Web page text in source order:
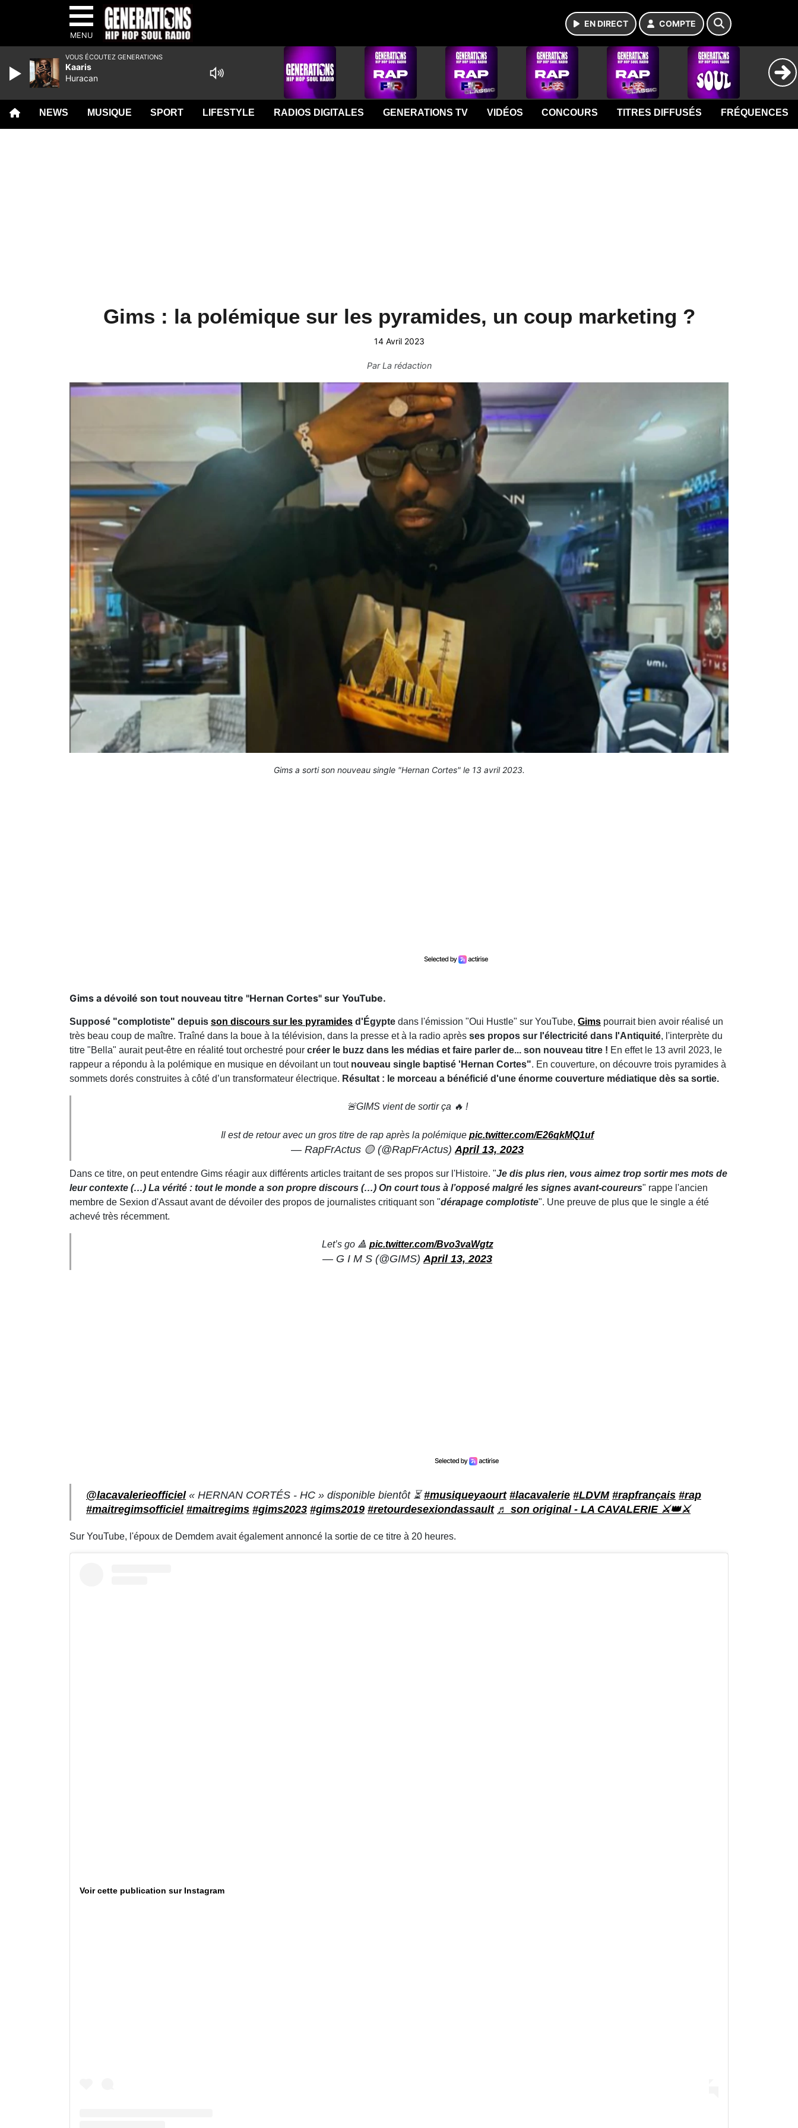
MENU
EN DIRECT COMPTE
NEWS MUSIQUE SPORT LIFESTYLE RADIOS DIGITALES GENERATIONS TV VIDÉOS CONCOURS TITRES DIFFUSÉS FRÉQUENCES
Gims : la polémique sur les pyramides, un coup marketing ?
14 Avril 2023
ParLa rédaction
Gims a sorti son nouveau single "Hernan Cortes" le 13 avril 2023.
Gims a dévoilé son tout nouveau titre "Hernan Cortes" sur YouTube.
Supposé "complotiste" depuis son discours sur les pyramides d'Égypte dans l'émission "Oui Hustle" sur YouTube, Gims pourrait bien avoir réalisé un
très beau coup de maître. Traîné dans la boue à la télévision, dans la presse et à la radio après ses propos sur l'électricité dans l'Antiquité, l'interprète du
titre "Bella" aurait peut-être en réalité tout orchestré pour créer le buzz dans les médias et faire parler de... son nouveau titre ! En effet le 13 avril 2023, le
rappeur a répondu à la polémique en musique en dévoilant un tout nouveau single baptisé 'Hernan Cortes". En couverture, on découvre trois pyramides à
sommets dorés construites à côté d’un transformateur électrique. Résultat : le morceau a bénéficié d'une énorme couverture médiatique dès sa sortie.
🚨GIMS vient de sortir ça 🔥 !
Il est de retour avec un gros titre de rap après la polémique pic.twitter.com/E26qkMQ1uf
— RapFrActus 🟡 (@RapFrActus)April 13, 2023
Dans ce titre, on peut entendre Gims réagir aux différents articles traitant de ses propos sur l'Histoire. "Je dis plus rien, vous aimez trop sortir mes mots de
leur contexte (…) La vérité : tout le monde a son propre discours (…) On court tous à l’opposé malgré les signes avant-coureurs" rappe l'ancien
membre de Sexion d'Assaut avant de dévoiler des propos de journalistes critiquant son "dérapage complotiste". Une preuve de plus que le single a été
achevé très récemment.
Let’s go 🔺 pic.twitter.com/Bvo3vaWgtz
— G I M S (@GIMS)April 13, 2023
@lacavalerieofficiel« HERNAN CORTÉS - HC » disponible bientôt ⏳ #musiqueyaourt #lacavalerie #LDVM #rapfrançais #rap
#maitregimsofficiel #maitregims #gims2023 #gims2019 #retourdesexiondassault ♬ son original - LA CAVALERIE ⚔️👑⚔️
Sur YouTube, l'époux de Demdem avait également annoncé la sortie de ce titre à 20 heures.
Voir cette publication sur Instagram
VOUS ÉCOUTEZ GENERATIONS
Kaaris
Huracan